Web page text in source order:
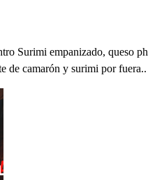
Surimi empanizado, queso
de camarón y surimi por fuera..